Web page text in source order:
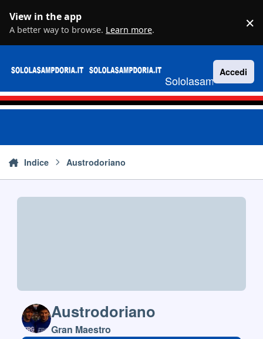
View in the app
A better way to browse. Learn more. ×
Sololasampdoria.it
Accedi
Indice Austrodoriano
Austrodoriano
Gran Maestro